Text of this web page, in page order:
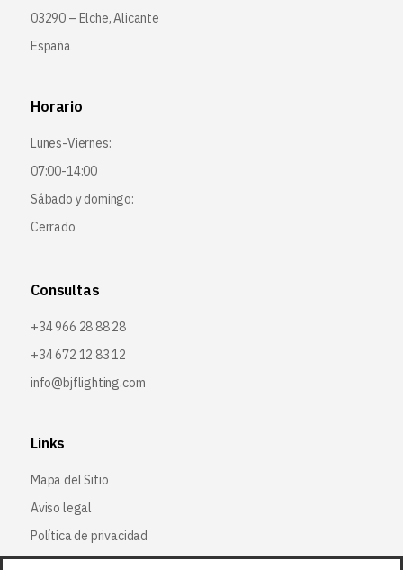
03290 – Elche, Alicante
España
Horario
Lunes-Viernes:
07:00-14:00
Sábado y domingo:
Cerrado
Consultas
+34 966 28 88 28
+34 672 12 83 12
info@bjflighting.com
Links
Mapa del Sitio
Aviso legal
Política de privacidad
Política de cookies